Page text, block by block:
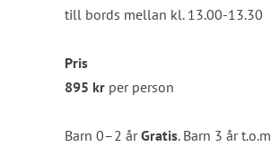
till bords mellan kl. 13.00-13.30
Pris
895 kr per person
Barn 0–2 årGratis. Barn 3 år